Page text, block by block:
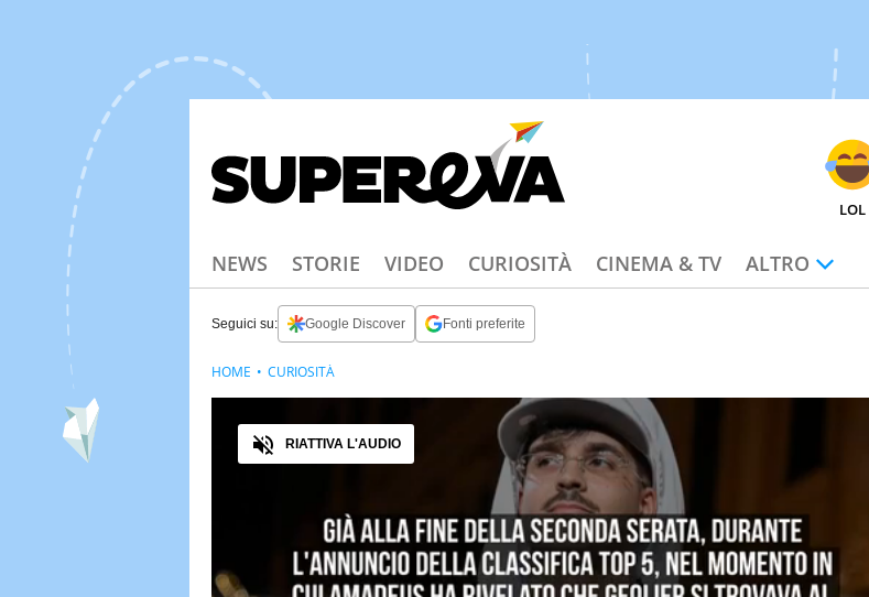
LOL
NEWS STORIE VIDEO CURIOSITÀ CINEMA & TV ALTRO
Seguici su: Google Discover Fonti preferite
Audio
RIATTIVA L'AUDIO
HOME CURIOSITÀ